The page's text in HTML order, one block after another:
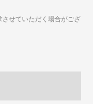
せていただく場合がござ